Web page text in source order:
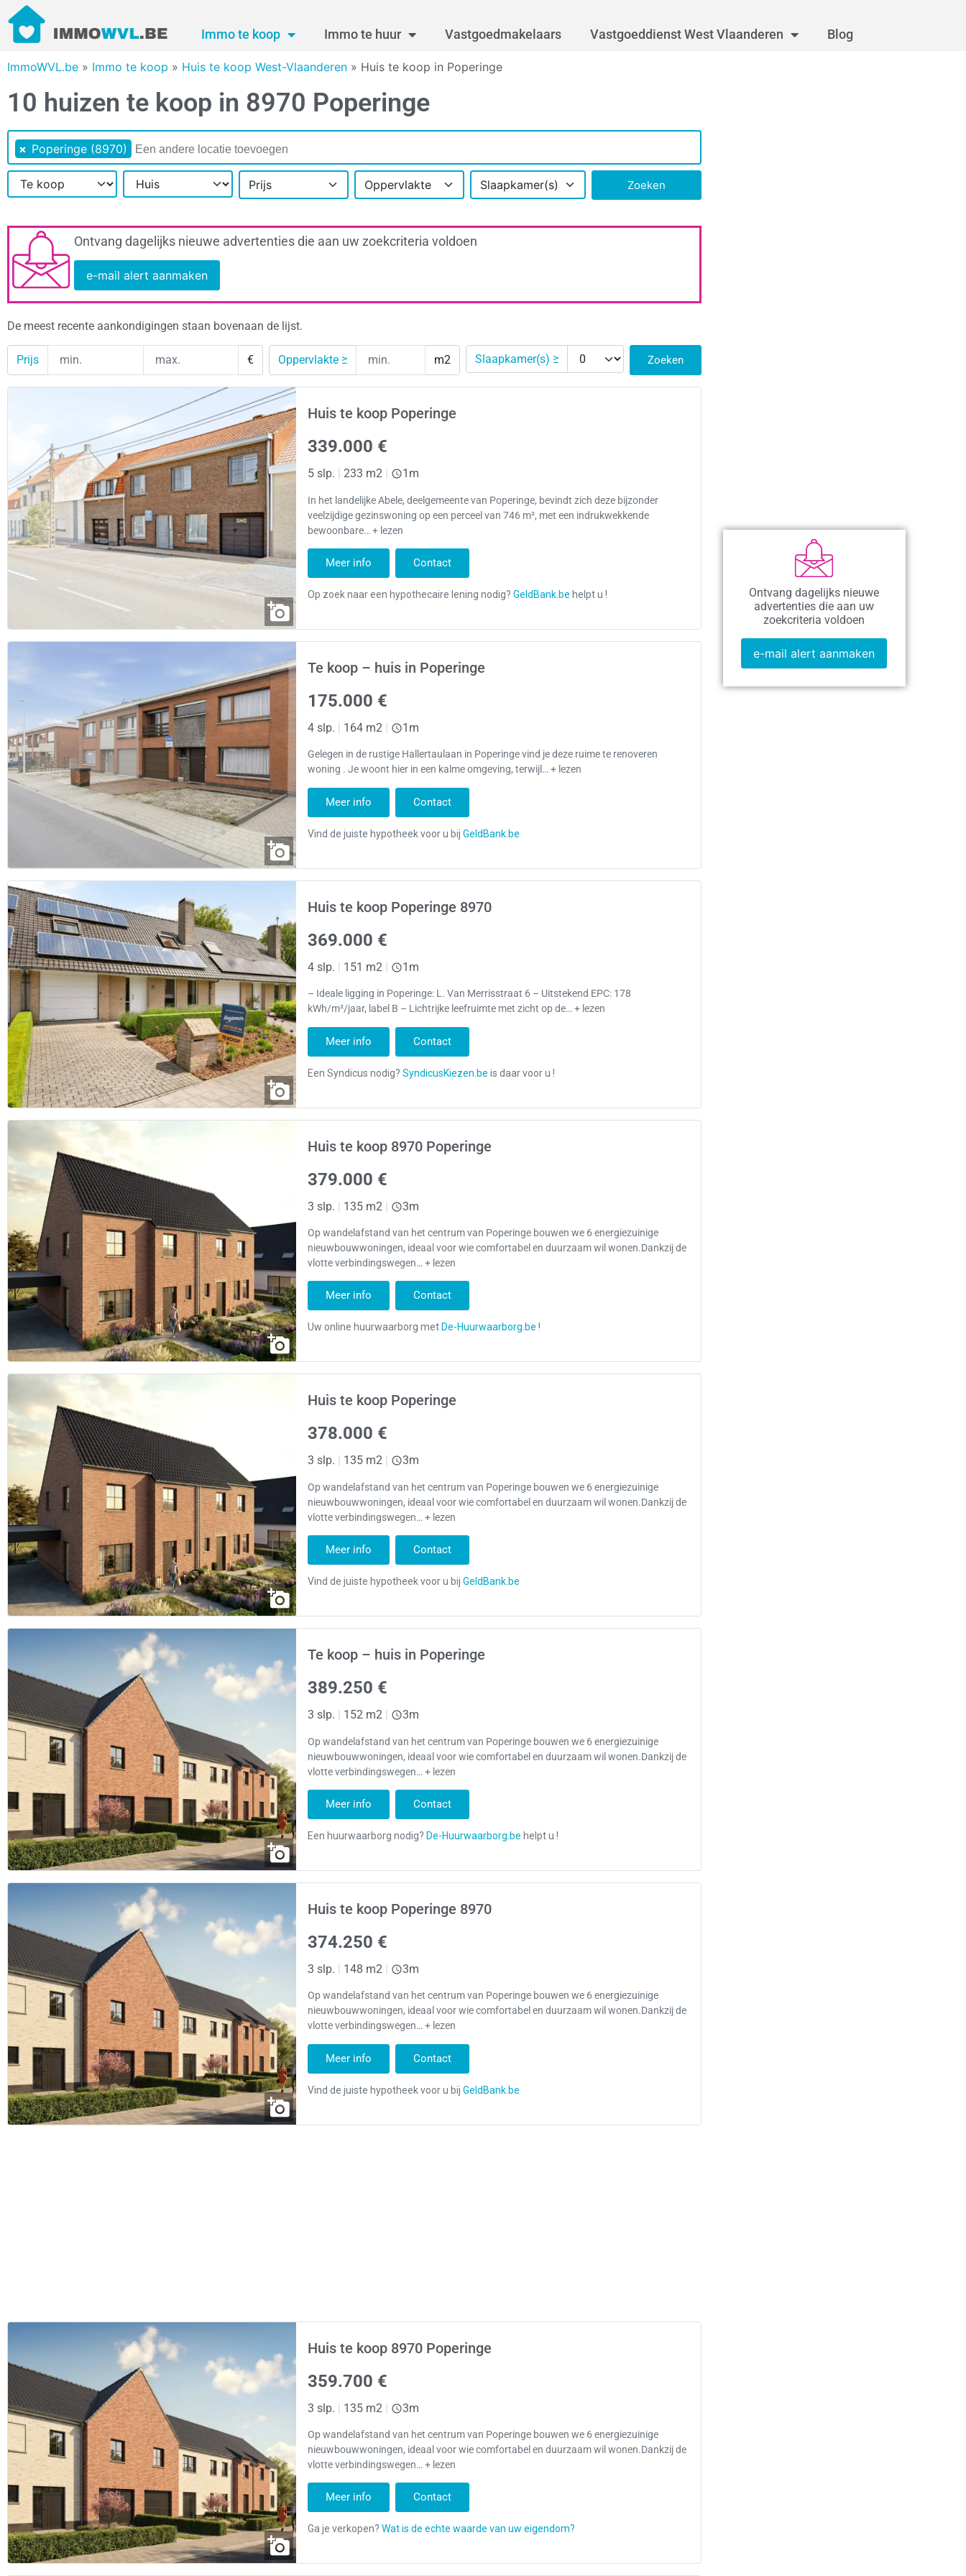
Immo te koop Immo te huur Vastgoedmakelaars Vastgoeddienst West Vlaanderen Blog
ImmoWVL.be » Immo te koop » Huis te koop West-Vlaanderen » Huis te koop in Poperinge
10 huizen te koop in 8970 Poperinge
× Poperinge (8970)
Prijs Oppervlakte Slaapkamer(s) Zoeken
Ontvang dagelijks nieuwe advertenties die aan uw zoekcriteria voldoen
e-mail alert aanmaken
De meest recente aankondigingen staan bovenaan de lijst.
Prijs € Oppervlakte ≥ m2 Slaapkamer(s) ≥ Zoeken
Huis te koop Poperinge
339.000 €
5 slp. 233 m2 1m
In het landelijke Abele, deelgemeente van Poperinge, bevindt zich deze bijzonder
veelzijdige gezinswoning op een perceel van 746 m², met een indrukwekkende
bewoonbare… + lezen
Meer info Contact
Te koop – huis in Poperinge
175.000 €
4 slp. | 164 m2 | 1m
Gelegen in de rustige Hallertaulaan in Poperinge vind je deze ruime te renoveren
woning . Je woont hier in een kalme omgeving, terwijl… + lezen
Meer info Contact
Huis te koop Poperinge 8970
369.000 €
4 slp. | 151 m2 | 1m
– Ideale ligging in Poperinge: L. Van Merrisstraat 6 – Uitstekend EPC: 178
kWh/m²/jaar, label B – Lichtrijke leefruimte met zicht op de… + lezen
Meer info Contact
Huis te koop 8970 Poperinge
379.000 €
3 slp. | 135 m2 | 3m
Op wandelafstand van het centrum van Poperinge bouwen we 6 energiezuinige
nieuwbouwwoningen, ideaal voor wie comfortabel en duurzaam wil wonen.Dankzij de
vlotte verbindingswegen… + lezen
Meer info Contact
Huis te koop Poperinge
378.000 €
3 slp. 135 m2 3m
Op wandelafstand van het centrum van Poperinge bouwen we 6 energiezuinige
nieuwbouwwoningen, ideaal voor wie comfortabel en duurzaam wil wonen.Dankzij de
vlotte verbindingswegen… + lezen
Meer info Contact
Te koop – huis in Poperinge
389.250 €
3 slp. | 152 m2 | 3m
Op wandelafstand van het centrum van Poperinge bouwen we 6 energiezuinige
nieuwbouwwoningen, ideaal voor wie comfortabel en duurzaam wil wonen.Dankzij de
vlotte verbindingswegen… + lezen
Meer info Contact
Huis te koop Poperinge 8970
374.250 €
3 slp. | 148 m2 | 3m
Op wandelafstand van het centrum van Poperinge bouwen we 6 energiezuinige
nieuwbouwwoningen, ideaal voor wie comfortabel en duurzaam wil wonen.Dankzij de
vlotte verbindingswegen… + lezen
Meer info Contact
Huis te koop 8970 Poperinge
359.700 €
3 slp. | 135 m2 | 3m
Op wandelafstand van het centrum van Poperinge bouwen we 6 energiezuinige
nieuwbouwwoningen, ideaal voor wie comfortabel en duurzaam wil wonen.Dankzij de
vlotte verbindingswegen… + lezen
Meer info Contact
Ontvang dagelijks nieuwe
advertenties die aan uw
zoekcriteria voldoen
e-mail alert aanmaken